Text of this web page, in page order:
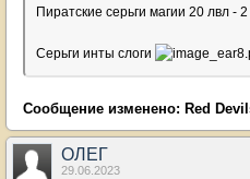
Пиратские серьги магии 20 лвл -
Серьги инты слоги
Сообщение изменено: Red
ОЛЕГ
29.06.2023